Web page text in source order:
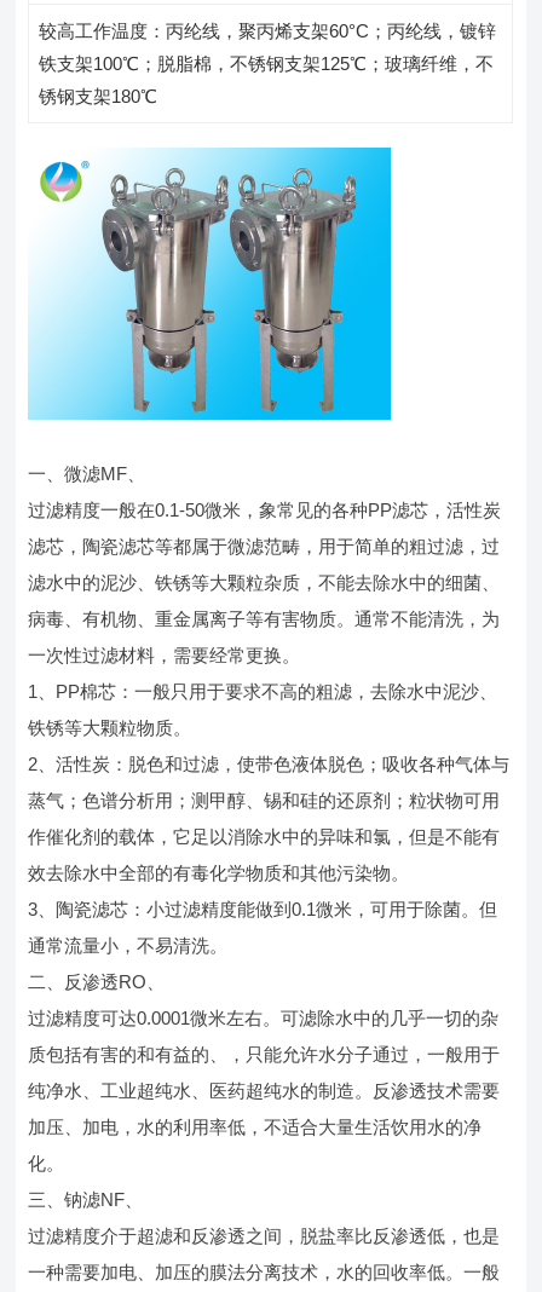
较高工作温度：丙纶线，聚丙烯支架60°C；丙纶线，镀锌
铁支架100℃；脱脂棉，不锈钢支架125℃；玻璃纤维，不
锈钢支架180℃
一、微滤MF、
过滤精度一般在0.1-50微米，象常见的各种PP滤芯，活性炭
滤芯，陶瓷滤芯等都属于微滤范畴，用于简单的粗过滤，过
滤水中的泥沙、铁锈等大颗粒杂质，不能去除水中的细菌、
病毒、有机物、重金属离子等有害物质。通常不能清洗，为
一次性过滤材料，需要经常更换。
1、PP棉芯：一般只用于要求不高的粗滤，去除水中泥沙、
铁锈等大颗粒物质。
2、活性炭：脱色和过滤，使带色液体脱色；吸收各种气体与
蒸气；色谱分析用；测甲醇、锡和硅的还原剂；粒状物可用
作催化剂的载体，它足以消除水中的异味和氯，但是不能有
效去除水中全部的有毒化学物质和其他污染物。
3、陶瓷滤芯：小过滤精度能做到0.1微米，可用于除菌。但
通常流量小，不易清洗。
二、反渗透RO、
过滤精度可达0.0001微米左右。可滤除水中的几乎一切的杂
质包括有害的和有益的、，只能允许水分子通过，一般用于
纯净水、工业超纯水、医药超纯水的制造。反渗透技术需要
加压、加电，水的利用率低，不适合大量生活饮用水的净
化。
三、钠滤NF、
过滤精度介于超滤和反渗透之间，脱盐率比反渗透低，也是
一种需要加电、加压的膜法分离技术，水的回收率低。一般